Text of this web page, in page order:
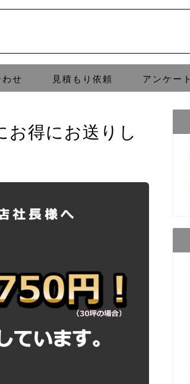
せ 見積もり依頼 アンケート
お得にお送りし